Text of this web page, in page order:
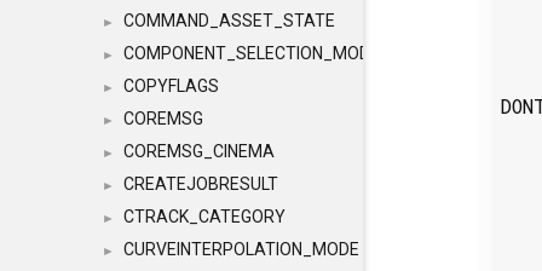
► COMMAND_ASSET_STATE
► COMPONENT_SELECTION_MODES
► COPYFLAGS
► COREMSG
► COREMSG_CINEMA
► CREATEJOBRESULT
► CTRACK_CATEGORY
► CURVEINTERPOLATION_MODE